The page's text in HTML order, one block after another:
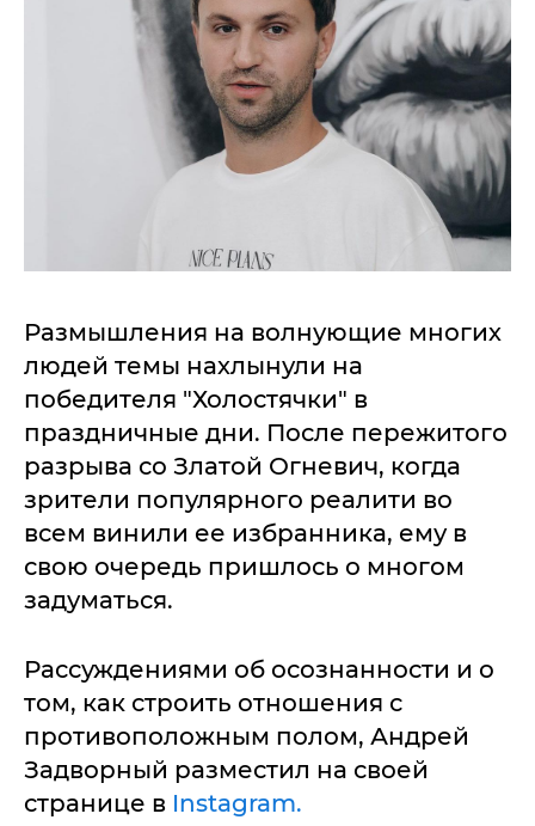
Размышления на волнующие многих
людей темы нахлынули на
победителя "Холостячки" в
праздничные дни. После пережитого
разрыва со Златой Огневич, когда
зрители популярного реалити во
всем винили ее избранника, ему в
свою очередь пришлось о многом
задуматься.
Рассуждениями об осознанности и о
том, как строить отношения с
противоположным полом, Андрей
Задворный разместил на своей
странице в Instagram.